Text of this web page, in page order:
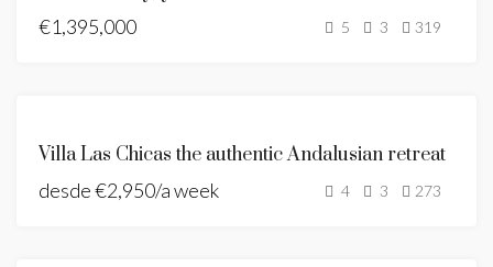
€1,395,000
5 3 319
STYLE VILLA
SE ALQUILA
Villa Las Chicas the authentic Andalusian retreat
desde€2,950/a week 4 3 273